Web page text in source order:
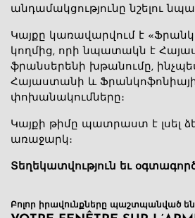
անդամակցությունը նշելու
Կայքը կառավարվում է
կողմից, որի նպատակն է
ֆրանսերենի խթանումը,
Հայաստանի և Ֆրանկոֆոնիայի
փոխանակումները։
Կայքի թիմը պատրաստ է լսել
առաջարկ։
Տեղեկատվություն եւ
Բոլոր իրավունքները պաշտպանված են ©